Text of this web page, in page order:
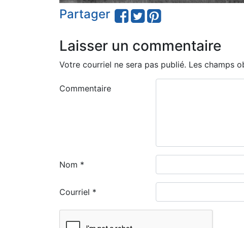
Partager
Laisser un commentaire
Votre courriel ne sera pas publié. Les champs
Commentaire
Nom *
Courriel *